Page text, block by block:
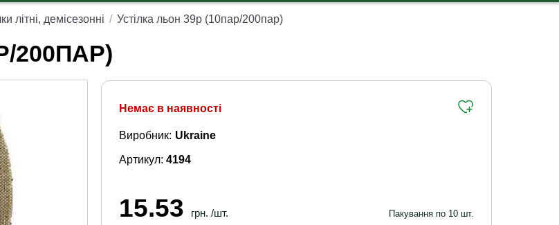
літні, демісезонні Устілка льон 39р (10пар/200пар)
200ПАР)
Немає в наявності
Артикул: 4194
Виробник: Ukraine
15.53 грн. /шт. Пакування по 10 шт.